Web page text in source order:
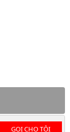
GỌI CHO TÔI